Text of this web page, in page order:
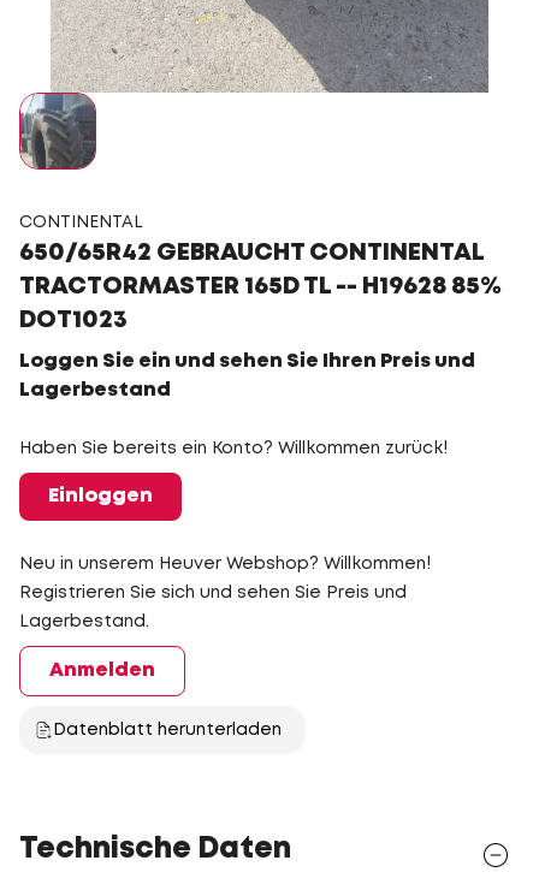
CONTINENTAL
650/65R42 GEBRAUCHT CONTINENTAL
TRACTORMASTER 165D TL -- H19628 85%
DOT1023
Loggen Sie ein und sehen Sie Ihren Preis und
Lagerbestand
Haben Sie bereits ein Konto? Willkommen zurück!
Einloggen
Neu in unserem Heuver Webshop? Willkommen!
Registrieren Sie sich und sehen Sie Preis und
Lagerbestand.
Anmelden
Datenblatt herunterladen
Technische Daten